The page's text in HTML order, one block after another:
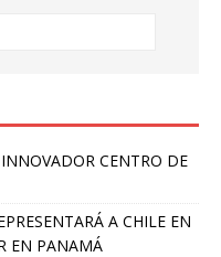
CENTRO DE
A CHILE EN
EN PANAMÁ